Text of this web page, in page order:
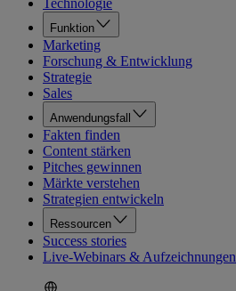
Technologie
Funktion
Marketing
Forschung & Entwicklung
Strategie
Sales
Anwendungsfall
Fakten finden
Content stärken
Pitches gewinnen
Märkte verstehen
Strategien entwickeln
Ressourcen
Success stories
Live-Webinars & Aufzeichnungen